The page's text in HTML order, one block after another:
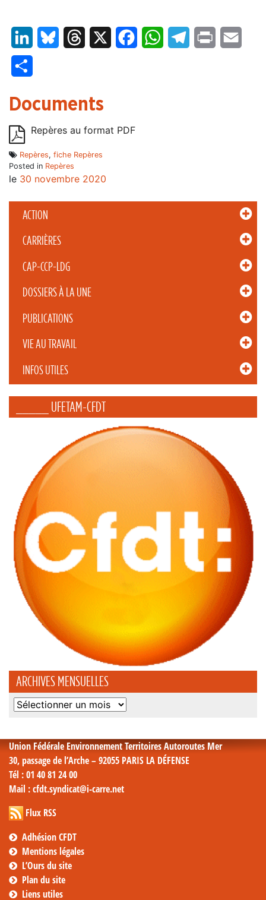
ACTION
CARRIÈRES
CAP-CCP-LDG
DOSSIERS À LA UNE
PUBLICATIONS
VIE AU TRAVAIL
INFOS UTILES
_____ UFETAM-CFDT
ARCHIVES MENSUELLES
Archives
LinkedInBluesky Threads FacebookWhatsAppTelegram
Print
Documents
Repères au format PDF
Repères, fiche Repères
Posted in Repères
le 30 novembre 2020
Union Fédérale Environnement Territoires Autoroutes Mer
30, passage de l’Arche – 92055 PARIS LA DÉFENSE
Tél : 01 40 81 24 00
Mail : cfdt.syndicat@i-carre.net
Flux RSS
Adhésion CFDT
Mentions légales
L’Ours du site
Plan du site
Liens utiles